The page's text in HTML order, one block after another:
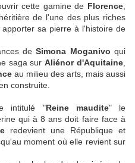
cette gamine de Florence
de l'une des plus riches
sa pierre à l'histoire de
deSimona Moganivo qui
saga surAliénor d'Aquitaine
au milieu des arts, mais aussi
construite.
intitulé "Reine maudite" le
qui à 8 ans doit faire face à
redevient une République et
moment où elle revient sur